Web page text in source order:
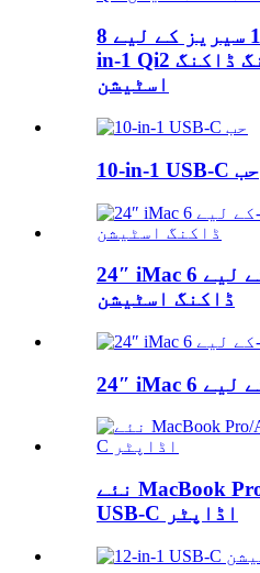
آئی فون 15 اور 16 سیریز کے لیے 8-
in-1 Qi2 وائرلیس چارجنگ ڈاکنگ
اسٹیشن
10-in-1 USB-C حب
24″ iMac کے لیے 6-in-1 USB-C SSD
ڈاکنگ اسٹیشن
نئے MacBook Pro/Air کے لیے 5-in-1
USB-C اڈاپٹر